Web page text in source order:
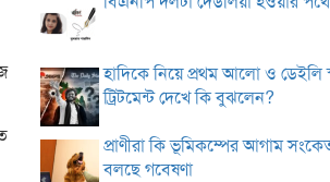
হাদিকে নিয়ে প্রথম আলো ও ডেইলি
ট্রিটমেন্ট দেখে কি বুঝলেন?
প্রাণীরা কি ভূমিকম্পের আগাম
বলছে গবেষণা